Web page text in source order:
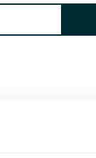
نسبت‌به خواب و
هستی